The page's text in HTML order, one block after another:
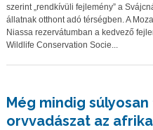
szerint „rendkívüli fejlemény” a
állatnak otthont adó térségben. A
Niassa rezervátumban a kedvező
Wildlife Conservation Socie...
Még mindig
orvvadászat az